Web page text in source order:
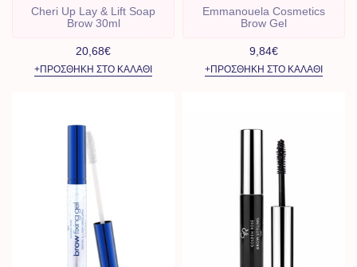
Cheri Up Lay & Lift Soap
Brow 30ml
20,68€
+ΠΡΟΣΘΉΚΗ ΣΤΟ ΚΑΛΆΘΙ
Emmanouela Cosmetics
Brow Gel
9,84€
+ΠΡΟΣΘΉΚΗ ΣΤΟ ΚΑΛΆΘΙ